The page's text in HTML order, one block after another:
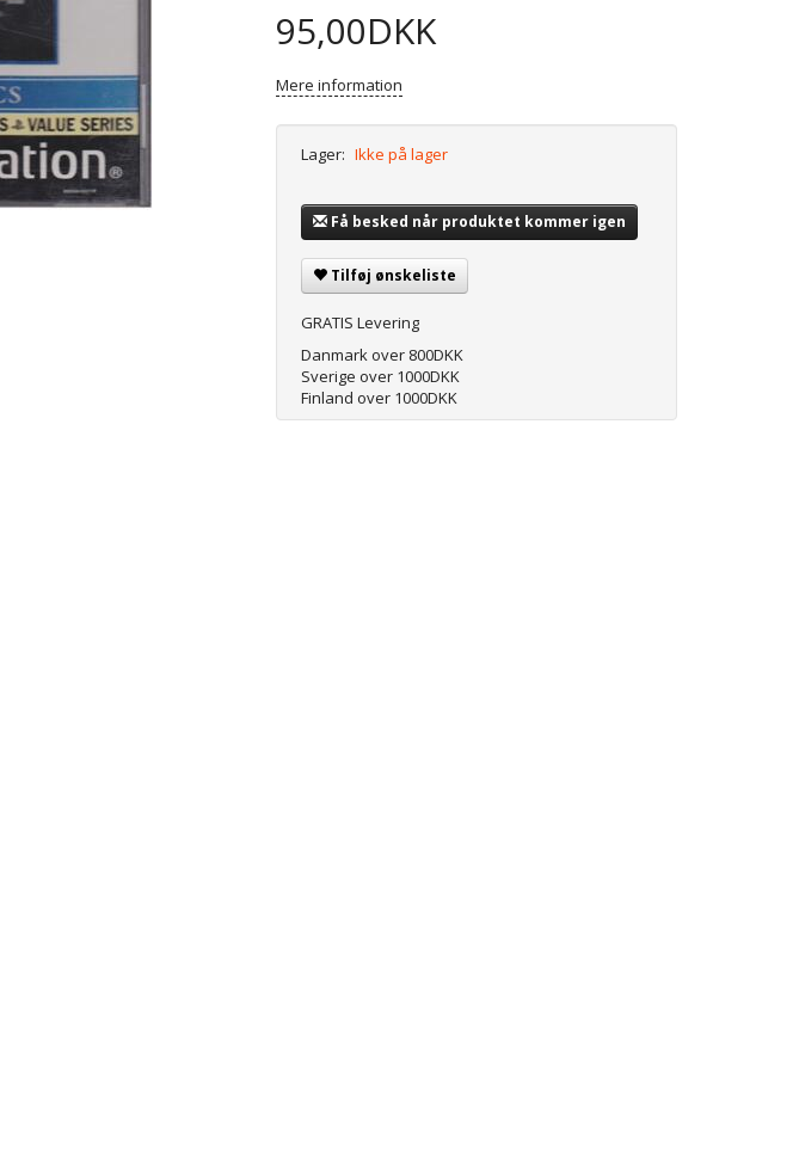
95,00DKK
Mere information
Lager: Ikke på lager
Få besked når produktet kommer igen
Tilføj ønskeliste
GRATIS Levering
Danmark over 800DKK
Sverige over 1000DKK
Finland over 1000DKK